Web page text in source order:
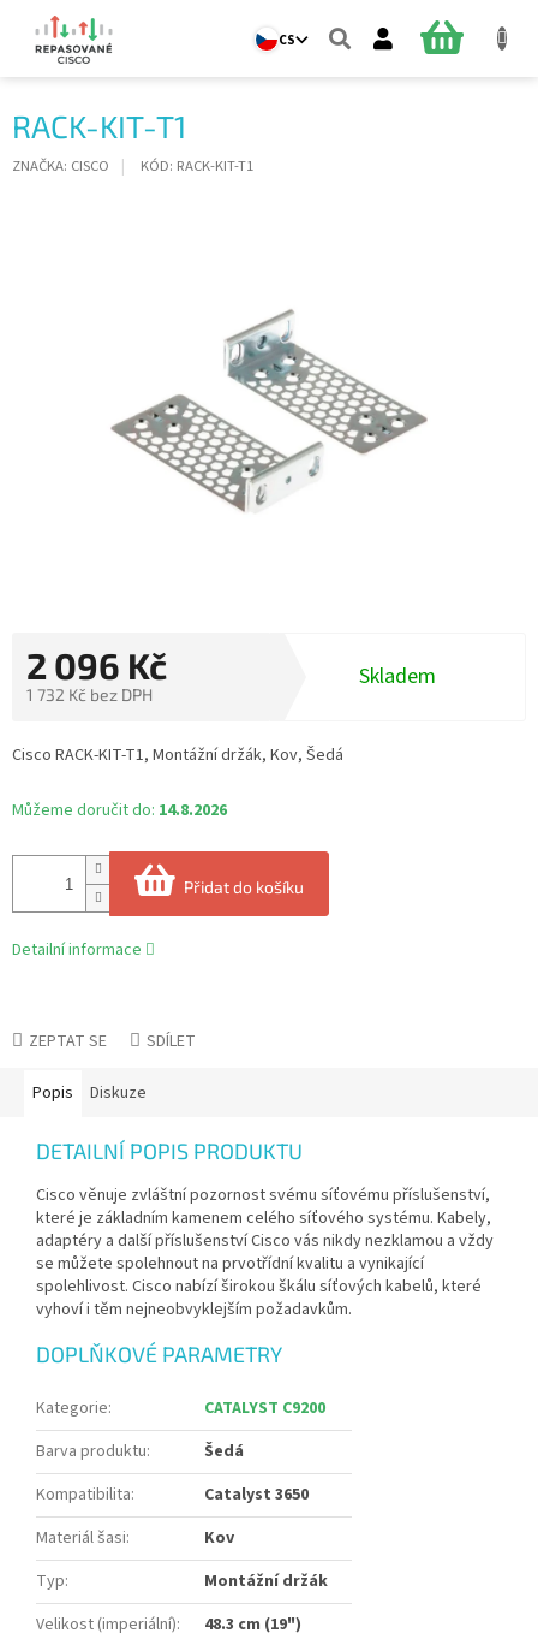
obsah
CS
NÁKUPNÍ
RACK-KIT-T1
ZNAČKA: CISCO KÓD: RACK-KIT-T1
2 096 Kč
1 732 Kč bez DPH
cena:
Skladem
Můžeme doručit do: 14.8.2026
Přidat do košíku
Cisco RACK-KIT-T1, Montážní držák, Kov, Šedá
Detailní informace
ZEPTAT SE SDÍLET
Popis Diskuze
DETAILNÍ POPIS PRODUKTU
Cisco věnuje zvláštní pozornost svému síťovému příslušenství,
které je základním kamenem celého síťového systému. Kabely,
adaptéry a další příslušenství Cisco vás nikdy nezklamou a vždy
se můžete spolehnout na prvotřídní kvalitu a vynikající
spolehlivost. Cisco nabízí širokou škálu síťových kabelů, které
vyhoví i těm nejneobvyklejším požadavkům.
DOPLŇKOVÉ PARAMETRY
Kategorie:
CATALYST C9200
Barva produktu:
Šedá
Kompatibilita:
Catalyst 3650
Materiál šasi:
Kov
Typ:
Montážní držák
Velikost (imperiální): 48.3 cm (19")